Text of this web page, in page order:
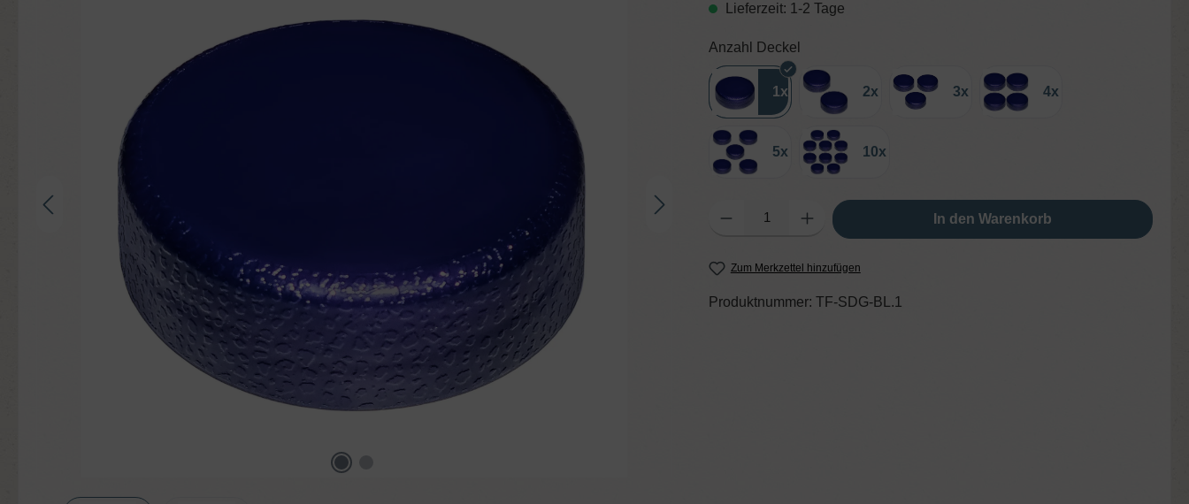
Lieferzeit: 1-2 Tage
Anzahl Deckel auswählen
1x 2x 3x 4x
5x 10x
Produkt Anzahl: Gib den gewünschten Wert ein oder benutze die Schaltflächen um die Anzahl zu
In den Warenkorb
Zum Merkzettel hinzufügen
Produktnummer: TF-SDG-BL.1